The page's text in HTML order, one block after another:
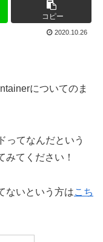
コピー
2020.10.26
についてのま
ってなんだという
みてください！
ないという方はこち